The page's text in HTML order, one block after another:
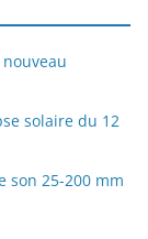
nouveau
solaire du 12
son 25-200 mm